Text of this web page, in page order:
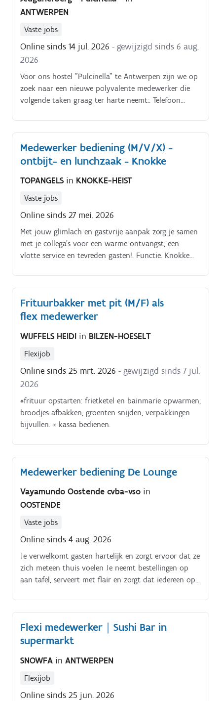
tarieven, attracties,… Verder ga je op een correcte
geldhandelingen Als all round medewerker kan je zo
nodig ook ingeschakeld worden voor de begeleiding
van kinderen aan onze klimmuren en de VR Als er
worden uitgebreid met verantwoordelijkheden als
keukenchef Daarnaast kan deze functie tijdelijk
worden uitgebreid met ondersteuning aan het
onthaal en de horeca van LAGO CLUB Zwevegem Fit.
op dinsdag. Je helpt mee bij het onthaal van
bezoekers, ondersteunt de horecawerking en zorgt
mee voor een vlotte en klantgerichte dienstverlening.
ANTWERPEN
Vaste jobs
Online sinds 14 jul. 2026 - gewijzigd sinds 6 aug.
2026
Voor ons hostel "Pulcinella" te Antwerpen zijn we op
zoek naar een nieuwe polyvalente medewerker die
volgende taken graag ter harte neemt:. Telefoon
Medewerker bediening (M/V/X) -
ontbijt- en lunchzaak - Knokke
TOPANGELS in KNOKKE-HEIST
Vaste jobs
Online sinds 27 mei. 2026
Met jouw glimlach en gastvrije aanpak zorg je samen
met je collega's voor een warme ontvangst, een
vlotte service en tevreden gasten!. Functie. Knokke
Frituurbakker met pit (M/F) als
flex medewerker
WIJFFELS HEIDI in BILZEN-HOESELT
Flexijob
Online sinds 25 mrt. 2026 - gewijzigd sinds 7 jul.
2026
*frituur opstarten: frietketel en bainmarie opwarmen,
broodjes afbakken, groenten snijden, verpakkingen
bijvullen. * kassa bedienen.
Medewerker bediening De Lounge
Vayamundo Oostende cvba-vso in
OOSTENDE
Vaste jobs
Online sinds 4 aug. 2026
Je verwelkomt gasten hartelijk en zorgt ervoor dat ze
zich meteen thuis voelen Je neemt bestellingen op
aan tafel, serveert met flair en zorgt dat iedereen op
servet voor het kind aan tafel, jij denkt mee en bent
er voor de gast Je werkt nauw samen met collega's
van de bar voor een vlotte service Je zorgt voor een
Flexi medewerker｜Sushi Bar in
supermarkt
SNOWFA in ANTWERPEN
Flexijob
Online sinds 25 jun. 2026